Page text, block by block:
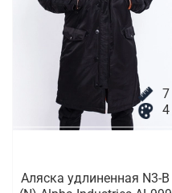
7
4
Аляска удлиненная N3-B